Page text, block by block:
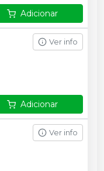
Adicionar
Ver info
Adicionar
Ver info